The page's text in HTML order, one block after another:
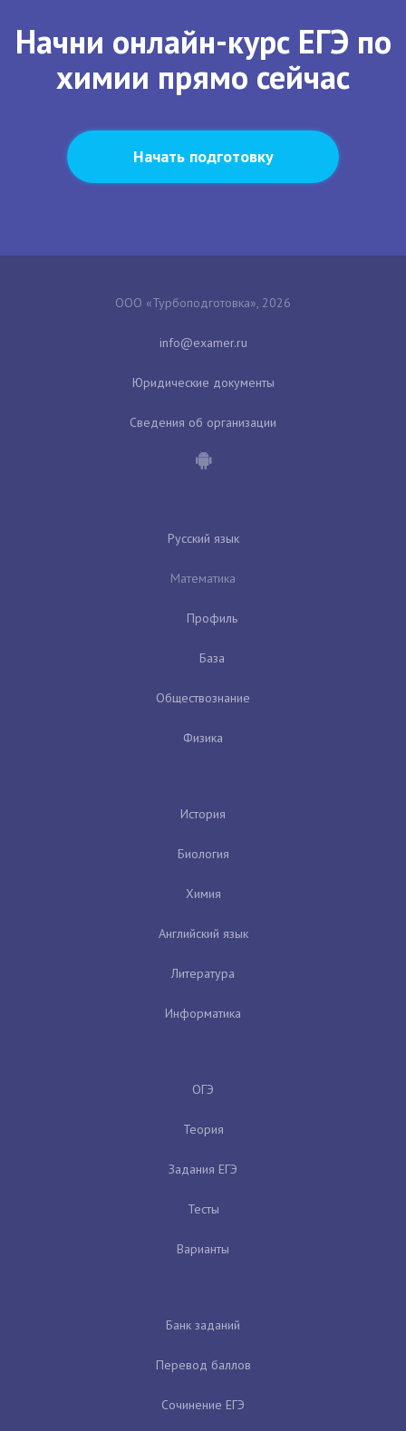
Начни онлайн-курс ЕГЭ по
химии прямо сейчас
Начать подготовку
ООО «Турбоподготовка», 2026
Юридические документы
Сведения об организации
Русский язык
Математика
Профиль
База
Обществознание
Физика
История
Биология
Химия
Английский язык
Литература
Информатика
ОГЭ
Теория
Задания ЕГЭ
Тесты
Варианты
Банк заданий
Перевод баллов
Сочинение ЕГЭ